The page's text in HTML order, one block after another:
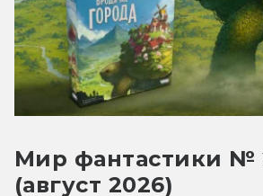
Мир фантастики №
(август 2026)